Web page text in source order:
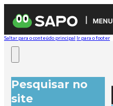
MENU
Saltar para o conteúdo principal Ir para o footer
Pesquisar no
site